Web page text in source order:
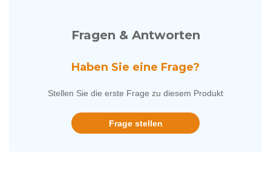
Fragen & Antworten
Haben Sie eine Frage?
Stellen Sie die erste Frage zu diesem Produkt
Frage stellen